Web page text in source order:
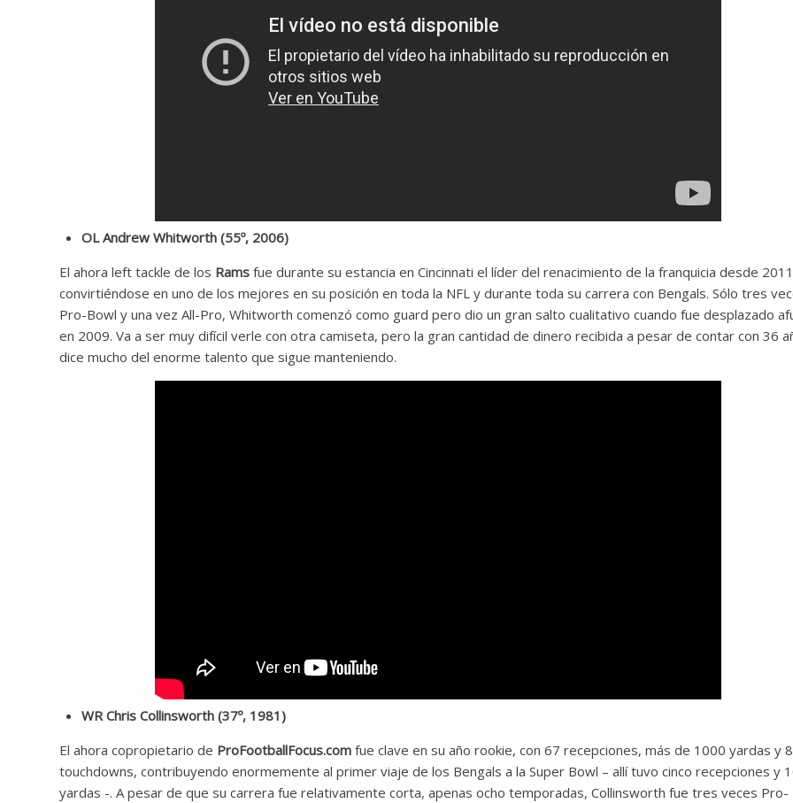
OL Andrew Whitworth (55º, 2006)
El ahora left tackle de los Rams fue durante su estancia en Cincinnati el líder del renacimiento de la franquicia desde
convirtiéndose en uno de los mejores en su posición en toda la NFL y durante toda su carrera con Bengals. Sólo tres
Pro-Bowl y una vez All-Pro, Whitworth comenzó como guard pero dio un gran salto cualitativo cuando fue desplazado
en 2009. Va a ser muy difícil verle con otra camiseta, pero la gran cantidad de dinero recibida a pesar de contar con 36
dice mucho del enorme talento que sigue manteniendo.
WR Chris Collinsworth (37º, 1981)
El ahora copropietario de ProFootballFocus.com fue clave en su año rookie, con 67 recepciones, más de 1000 yardas y 8
touchdowns, contribuyendo enormemente al primer viaje de los Bengals a la Super Bowl – allí tuvo cinco recepciones y
yardas -. A pesar de que su carrera fue relativamente corta, apenas ocho temporadas, Collinsworth fue tres veces Pro-